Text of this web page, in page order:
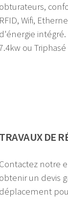
obturateurs,
RFID, Wifi,
d'énergie
ou
TRAVAUX DE
Contactez notre
obtenir un devis
déplacement